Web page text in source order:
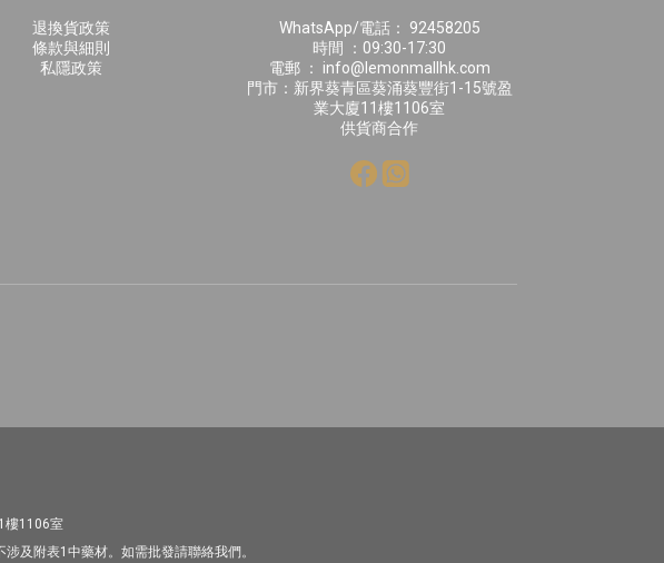
退換貨政策
條款與細則
私隱政策
WhatsApp/電話： 92458205
時間 ：09:30-17:30
電郵 ： info@lemonmallhk.com
門市：新界葵青區葵涌葵豐街1-15號盈
業大廈11樓1106室
供貨商合作
樓1106室
及附表1中藥材。如需批發請聯絡我們。